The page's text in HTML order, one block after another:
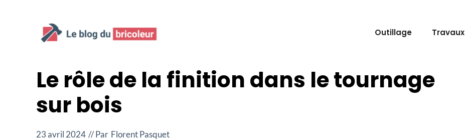
Outillage Travaux
Le rôle de la finition dans le tournage
sur bois
23 avril 2024 // Par Florent Pasquet